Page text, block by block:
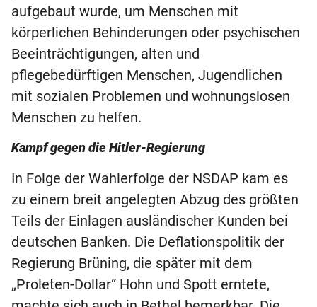
aufgebaut wurde, um Menschen mit
körperlichen Behinderungen oder psychischen
Beeinträchtigungen, alten und
pflegebedürftigen Menschen, Jugendlichen
mit sozialen Problemen und wohnungslosen
Menschen zu helfen.
Kampf gegen die Hitler-Regierung
In Folge der Wahlerfolge der NSDAP kam es
zu einem breit angelegten Abzug des größten
Teils der Einlagen ausländischer Kunden bei
deutschen Banken. Die Deflationspolitik der
Regierung Brüning, die später mit dem
„Proleten-Dollar“ Hohn und Spott erntete,